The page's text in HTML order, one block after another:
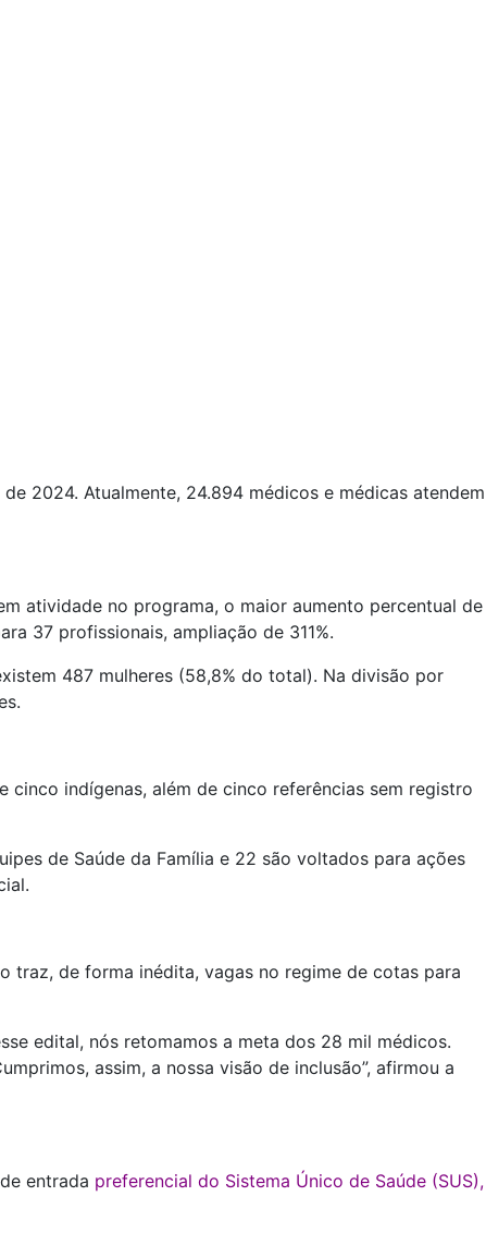
2024. Atualmente, 24.894 médicos e médicas atendem
atividade no programa, o maior aumento percentual de
37 profissionais, ampliação de 311%.
487 mulheres (58,8% do total). Na divisão por
indígenas, além de cinco referências sem registro
de Saúde da Família e 22 são voltados para ações
traz, de forma inédita, vagas no regime de cotas para
edital, nós retomamos a meta dos 28 mil médicos.
assim, a nossa visão de inclusão”, afirmou a
entrada preferencial do Sistema Único de Saúde (SUS),